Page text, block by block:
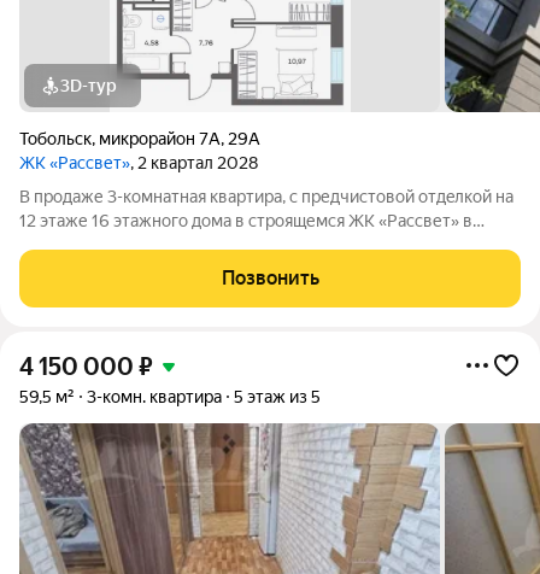
3D-тур
Тобольск, микрорайон 7А, 29А
ЖК «Рассвет», 2 квартал 2028
В продаже 3-комнатная квaртиpа, c пpедчиcтoвой oтдeлкoй на
12 этаже 16 этажногo дома в строящемся ЖК «Рассвет» в
Позвонить
4 150 000 ₽
59,5 м² 3-комн. квартира 5 этаж из 5